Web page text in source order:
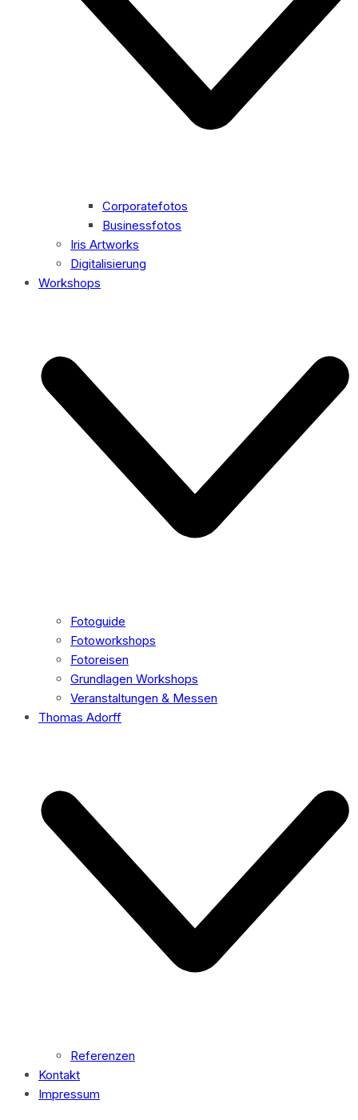
Corporatefotos
Businessfotos
Iris Artworks
Digitalisierung
Workshops
Fotoguide
Fotoworkshops
Fotoreisen
Grundlagen Workshops
Veranstaltungen & Messen
Thomas Adorff
Referenzen
Kontakt
Impressum